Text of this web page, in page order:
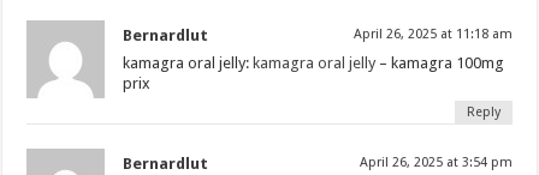
Bernardlut April 26, 2025 at 11:18 am
kamagra oral jelly: kamagra oral jelly – kamagra 100mg
prix
Reply
Bernardlut April 26, 2025 at 3:54 pm